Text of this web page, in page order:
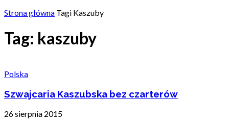
Strona główna Tagi Kaszuby
Tag: kaszuby
Polska
Szwajcaria Kaszubska bez czarterów
26 sierpnia 2015